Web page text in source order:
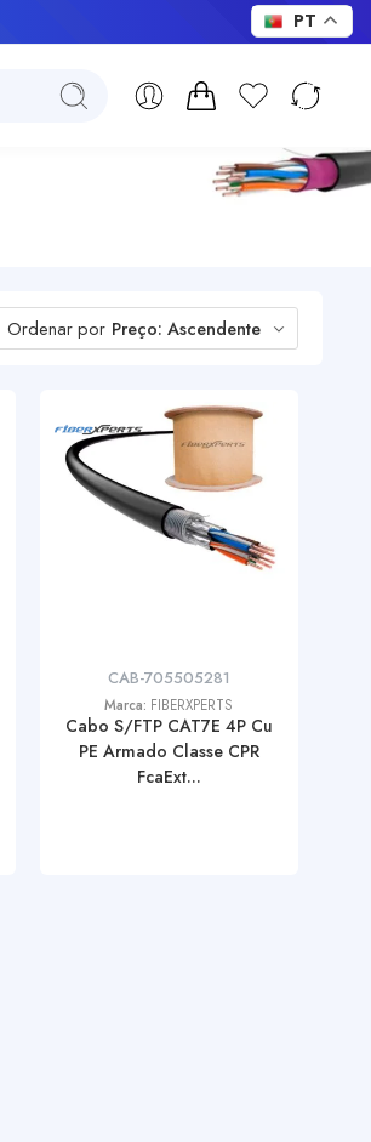
Ordenar por Preço: Ascendente
CAB-705505281
Marca: FIBERXPERTS
Cabo S/FTP CAT7E 4P Cu
PE Armado Classe CPR
FcaExt...
PT